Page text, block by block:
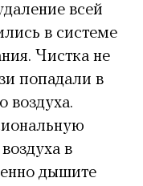
всей
в системе
Чистка не
попадали в
воздуха.
в
дышите